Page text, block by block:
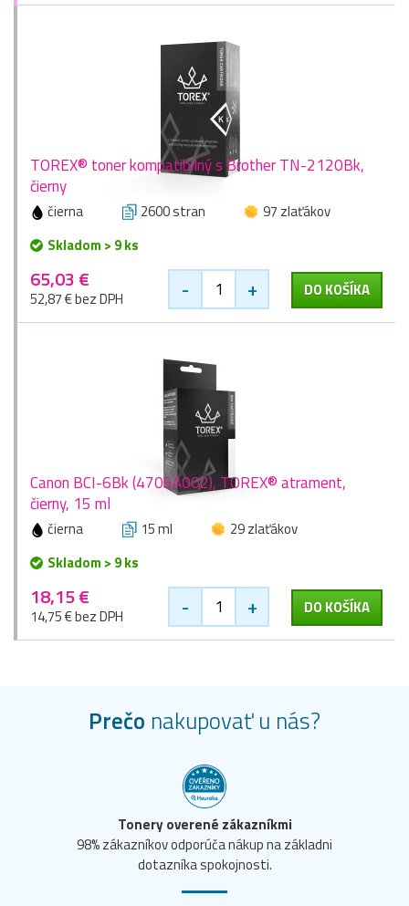
TOREX® toner kompatibilný s Brother TN-2120Bk,
čierny
čierna 2600 stran
97 zlaťákov
Skladom > 9 ks
65,03 €
52,87 € bez DPH - + DO KOŠÍKA
Canon BCI-6Bk (4705A002), TOREX® atrament,
čierny, 15 ml
čierna 15 ml
29 zlaťákov
Skladom > 9 ks
18,15 €
14,75 € bez DPH - + DO KOŠÍKA
Prečo nakupovať u nás?
Tonery overené zákazníkmi
98% zákazníkov odporúča nákup na základni
dotazníka spokojnosti.